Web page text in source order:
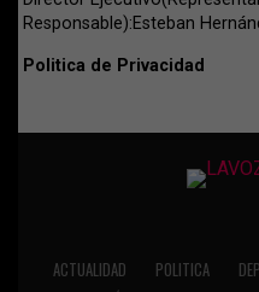
Responsable):Esteban
Politica de Privacidad
ACTUALIDAD POLITICA